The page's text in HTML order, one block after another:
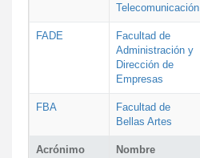
Acrónimo Nombre
Telecomunicación
FADE
Facultad de
Administración y
Dirección de
Empresas
FBA
Facultad de
Bellas Artes